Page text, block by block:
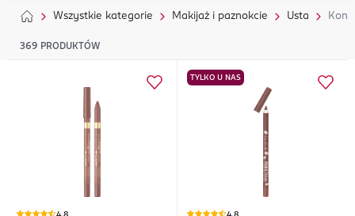
Wszystkie kategorie Makijaż i paznokcie Usta
369 PRODUKTÓW
TYLKO U NAS